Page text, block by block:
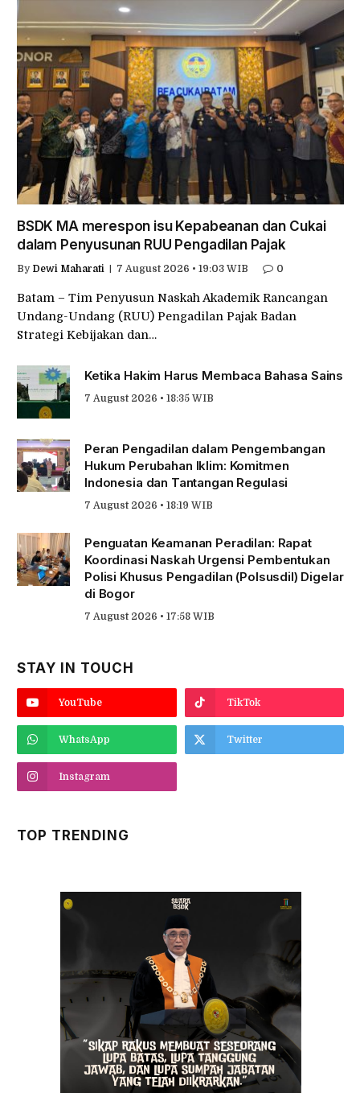
BSDK MA merespon isu Kepabeanan dan Cukai
dalam Penyusunan RUU Pengadilan Pajak
By Dewi Maharati 7 August 2026 • 19:03 WIB 0
Batam – Tim Penyusun Naskah Akademik Rancangan
Undang-Undang (RUU) Pengadilan Pajak Badan
Strategi Kebijakan dan…
Ketika Hakim Harus Membaca Bahasa Sains
7 August 2026 • 18:35 WIB
Peran Pengadilan dalam Pengembangan
Hukum Perubahan Iklim: Komitmen
Indonesia dan Tantangan Regulasi
7 August 2026 • 18:19 WIB
Penguatan Keamanan Peradilan: Rapat
Koordinasi Naskah Urgensi Pembentukan
Polisi Khusus Pengadilan (Polsusdil) Digelar
di Bogor
7 August 2026 • 17:58 WIB
STAY IN TOUCH
YouTube TikTok
WhatsApp Twitter
Instagram
TOP TRENDING